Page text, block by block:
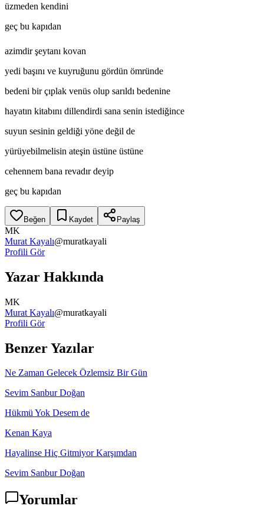
üzmeden kendini
geç bu kapıdan
azimdir şeytanı kovan
yedi başını ve kuyruğunu gördün ömründe
bedeni bir çıplak venüs olup sarıldı bedenine
hayatın kitabını dillendirdi sana senin istediğince
suyun sesinin geldiği yöne değil de
yürüyebilmelisin ateşin üstüne üstüne
cehennem bana revadır deyip
geç bu kapıdan
Beğen Kaydet Paylaş
MK
Murat Kayalı@muratkayali
Profili Gör
Yazar Hakkında
MK
Murat Kayalı@muratkayali
Profili Gör
Benzer Yazılar
Ne Zaman Gelecek Özlemsiz Bir Gün
Sevim Sanbur Doğan
Hükmü Yok Desem de
Kenan Kaya
Hayalinse Hiç Gitmiyor Karşımdan
Sevim Sanbur Doğan
Yorumlar